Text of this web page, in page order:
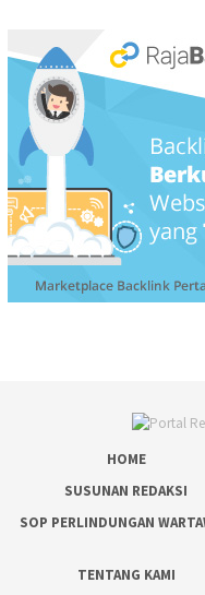
HOME
SUSUNAN REDAKSI
SOP PERLINDUNGAN
TENTANG KAMI